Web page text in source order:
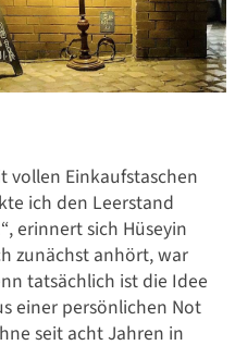
vollen Einkaufstaschen
ich den Leerstand
erinnert sich Hüseyin
zunächst anhört, war
tatsächlich ist die Idee
einer persönlichen Not
seit acht Jahren in